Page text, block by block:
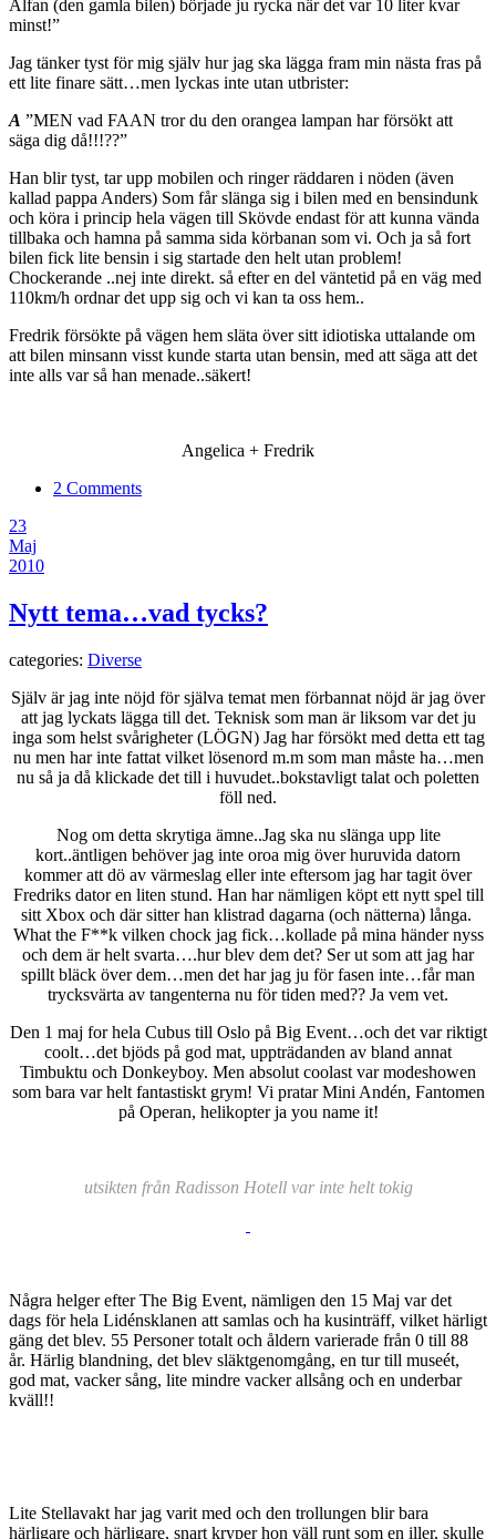
Alfan (den gamla bilen) började ju rycka när det var 10 liter kvar
minst!”
Jag tänker tyst för mig själv hur jag ska lägga fram min nästa fras på
ett lite finare sätt…men lyckas inte utan utbrister:
A ”MEN vad FAAN tror du den orangea lampan har försökt att
säga dig då!!!??”
Han blir tyst, tar upp mobilen och ringer räddaren i nöden (även
kallad pappa Anders) Som får slänga sig i bilen med en bensindunk
och köra i princip hela vägen till Skövde endast för att kunna vända
tillbaka och hamna på samma sida körbanan som vi. Och ja så fort
bilen fick lite bensin i sig startade den helt utan problem!
Chockerande ..nej inte direkt. så efter en del väntetid på en väg med
110km/h ordnar det upp sig och vi kan ta oss hem..
Fredrik försökte på vägen hem släta över sitt idiotiska uttalande om
att bilen minsann visst kunde starta utan bensin, med att säga att det
inte alls var så han menade..säkert!
Angelica + Fredrik
2 Comments
23
Maj
2010
Nytt tema…vad tycks?
categories: Diverse
Själv är jag inte nöjd för själva temat men förbannat nöjd är jag över
att jag lyckats lägga till det. Teknisk som man är liksom var det ju
inga som helst svårigheter (LÖGN) Jag har försökt med detta ett tag
nu men har inte fattat vilket lösenord m.m som man måste ha…men
nu så ja då klickade det till i huvudet..bokstavligt talat och poletten
föll ned.
Nog om detta skrytiga ämne..Jag ska nu slänga upp lite
kort..äntligen behöver jag inte oroa mig över huruvida datorn
kommer att dö av värmeslag eller inte eftersom jag har tagit över
Fredriks dator en liten stund. Han har nämligen köpt ett nytt spel till
sitt Xbox och där sitter han klistrad dagarna (och nätterna) långa.
What the F**k vilken chock jag fick…kollade på mina händer nyss
och dem är helt svarta….hur blev dem det? Ser ut som att jag har
spillt bläck över dem…men det har jag ju för fasen inte…får man
trycksvärta av tangenterna nu för tiden med?? Ja vem vet.
Den 1 maj for hela Cubus till Oslo på Big Event…och det var riktigt
coolt…det bjöds på god mat, uppträdanden av bland annat
Timbuktu och Donkeyboy. Men absolut coolast var modeshowen
som bara var helt fantastiskt grym! Vi pratar Mini Andén, Fantomen
på Operan, helikopter ja you name it!
utsikten från Radisson Hotell var inte helt tokig
Några helger efter The Big Event, nämligen den 15 Maj var det
dags för hela Lidénsklanen att samlas och ha kusinträff, vilket härligt
gäng det blev. 55 Personer totalt och åldern varierade från 0 till 88
år. Härlig blandning, det blev släktgenomgång, en tur till museét,
god mat, vacker sång, lite mindre vacker allsång och en underbar
kväll!!
Lite Stellavakt har jag varit med och den trollungen blir bara
härligare och härligare, snart kryper hon väll runt som en iller, skulle